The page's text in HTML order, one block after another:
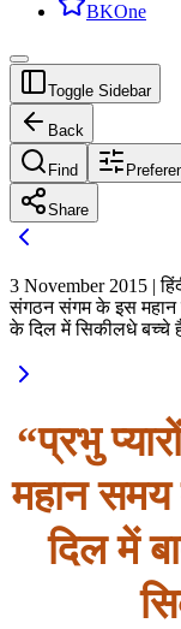
BKOne
Toggle Sidebar
Back
Find
Share
3 November 2015 |
संगठन संगम के इस महान
के दिल में सिकीलधे बच्चे
“प्रभु
महान समय
दिल में